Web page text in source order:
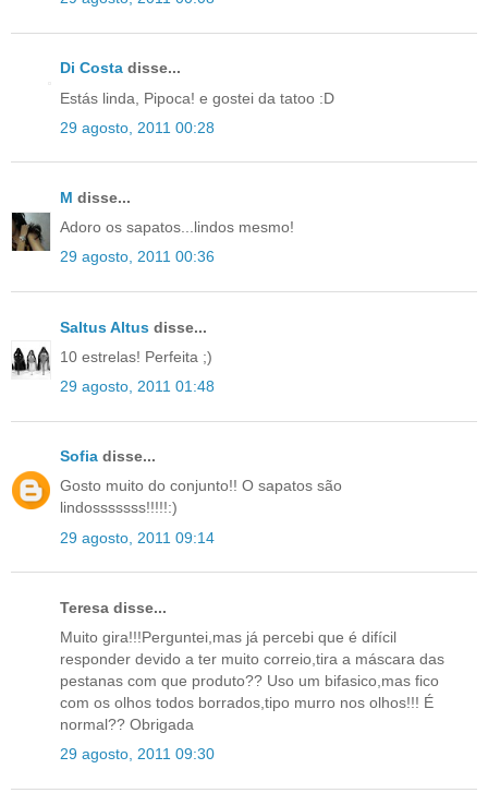
Di Costa disse...
Estás linda, Pipoca! e gostei da tatoo :D
29 agosto, 2011 00:28
M disse...
Adoro os sapatos...lindos mesmo!
29 agosto, 2011 00:36
Saltus Altus disse...
10 estrelas! Perfeita ;)
29 agosto, 2011 01:48
Sofia disse...
Gosto muito do conjunto!! O sapatos são
lindosssssss!!!!!:)
29 agosto, 2011 09:14
Teresa disse...
Muito gira!!!Perguntei,mas já percebi que é difícil
responder devido a ter muito correio,tira a máscara das
pestanas com que produto?? Uso um bifasico,mas fico
com os olhos todos borrados,tipo murro nos olhos!!! É
normal?? Obrigada
29 agosto, 2011 09:30